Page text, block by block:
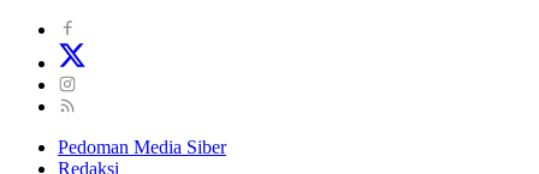
Pedoman Media Siber
Redaksi